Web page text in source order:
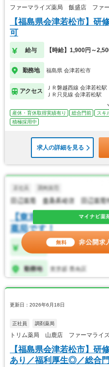
ファーマライズ薬局 飯盛店 ファー
【福島県会津若松市】
可
給与 【時給】1,900円～
勤務地 福島県 会津若松市
アクセス
ＪＲ磐越西線 会津若松駅
ＪＲ只見線 会津若松駅
産休・育休取得実績有り 総合門前 スキ
積極採用中
求人の詳細を見る
更新日：2026年6月18日
正社員 調剤薬局
トリム薬局 山鹿店 ファーマライ
【福島県会津若松市】
あり／福利厚生◎／総合